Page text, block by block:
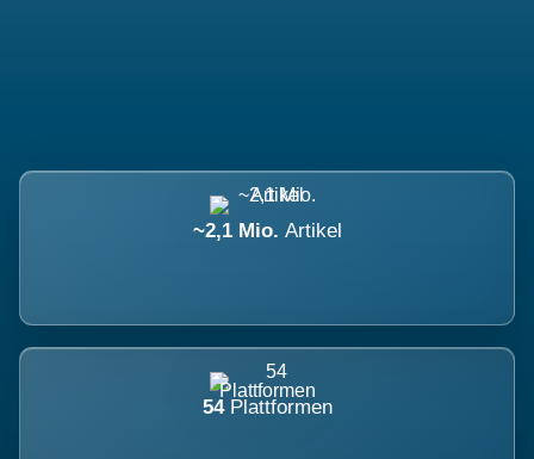
~2,1 Mio. Artikel
54 Plattformen